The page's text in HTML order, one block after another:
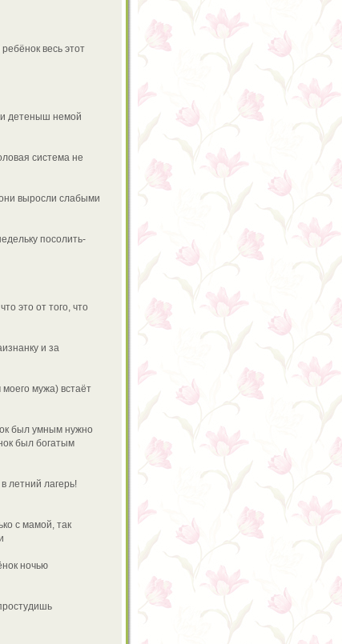
весь этот
и детеныш немой
система не
выросли слабыми
посолить-
это от того, что
и за
мужа) встаёт
был умным нужно
был богатым
летний лагерь!
с мамой, так
ночью